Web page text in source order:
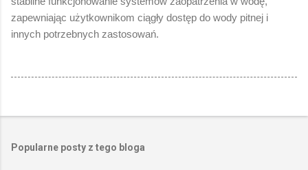
zapewniając użytkownikom ciągły dostęp do wody pitnej i
innych potrzebnych zastosowań.
Popularne posty z tego bloga